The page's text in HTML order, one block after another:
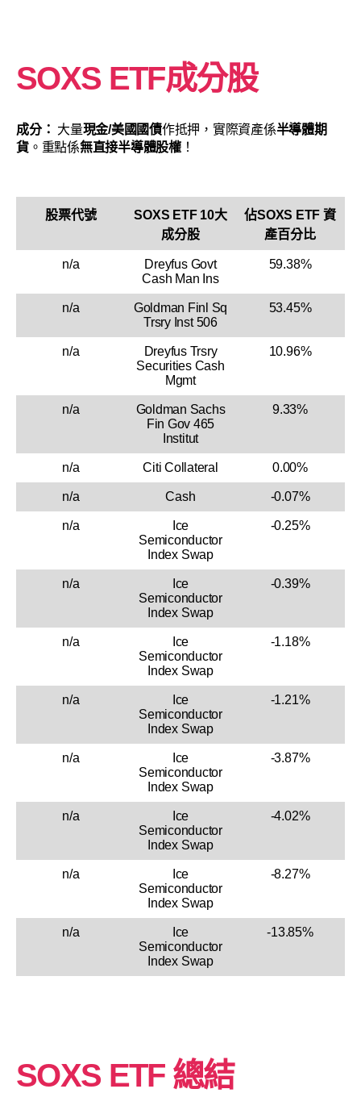
SOXS ETF成分股
成分： 大量現金/美國國債作抵押，實際資產係半導體期
貨。重點係無直接半導體股權！
股票代號
SOXS ETF 10大
成分股
佔SOXS ETF 資
產百分比
n/a
Dreyfus Govt
Cash Man Ins
59.38%
n/a
Goldman Finl Sq
Trsry Inst 506
53.45%
n/a
Dreyfus Trsry
Securities Cash
Mgmt
10.96%
n/a
Goldman Sachs
Fin Gov 465
Institut
9.33%
n/a Citi Collateral 0.00%
n/a Cash -0.07%
n/a
Ice
Semiconductor
Index Swap
-0.25%
n/a
Ice
Semiconductor
Index Swap
-0.39%
n/a
Ice
Semiconductor
Index Swap
-1.18%
n/a
Ice
Semiconductor
Index Swap
-1.21%
n/a
Ice
Semiconductor
Index Swap
-3.87%
n/a
Ice
Semiconductor
Index Swap
-4.02%
n/a
Ice
Semiconductor
Index Swap
-8.27%
n/a
Ice
Semiconductor
Index Swap
-13.85%
SOXS ETF 總結